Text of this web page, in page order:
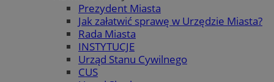
Prezydent Miasta
Jak załatwić sprawę w Urzędzie Miasta?
Rada Miasta
INSTYTUCJE
Urząd Stanu Cywilnego
CUS